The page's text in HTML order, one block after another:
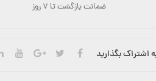
ضمانت بازگشت تا ۷ روز
اشتراک بگذارید